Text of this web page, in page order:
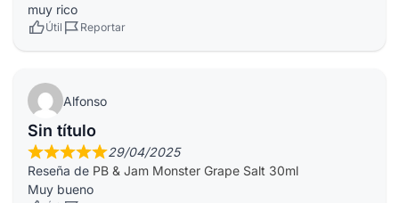
muy rico
Útil Reportar
Alfonso
Sin título
29/04/2025
Reseña de PB & Jam Monster Grape Salt 30ml
Muy bueno